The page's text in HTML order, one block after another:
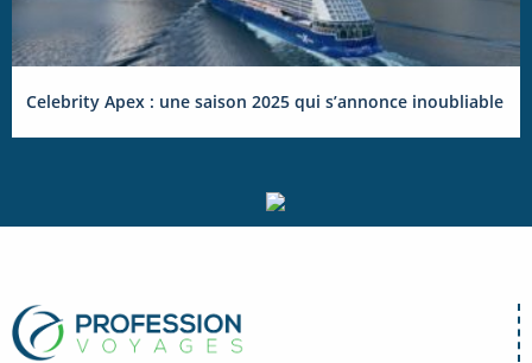
Celebrity Apex : une saison 2025 qui s’annonce inoubliable